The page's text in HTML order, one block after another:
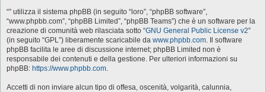
“” utilizza il sistema phpBB (in seguito “loro”, “phpBB software”,
“www.phpbb.com”, “phpBB Limited”, “phpBB Teams”) che è un software per la
creazione di comunità web rilasciata sotto “GNU General Public License v2”
(in seguito “GPL”) liberamente scaricabile da www.phpbb.com. Il software
phpBB facilita le aree di discussione internet; phpBB Limited non è
responsabile dei contenuti e della gestione. Per ulteriori informazioni su
phpBB: https://www.phpbb.com.
Accetti di non inviare alcun tipo di offesa, oscenità, volgarità, calunnia,